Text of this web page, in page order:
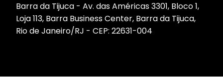
Barra da Tijuca - Av. das Américas 3301, Bloco 1,
Loja 113, Barra Business Center, Barra da Tijuca,
Rio de Janeiro/RJ - CEP: 22631-004